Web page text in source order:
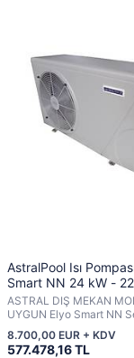
AstralPool Isı
Smart NN 24 kW -
ASTRAL DIŞ MEKAN MONTAJINA
UYGUN Elyo Smart NN
577.478,16 TL
8.700,00 EUR + KDV